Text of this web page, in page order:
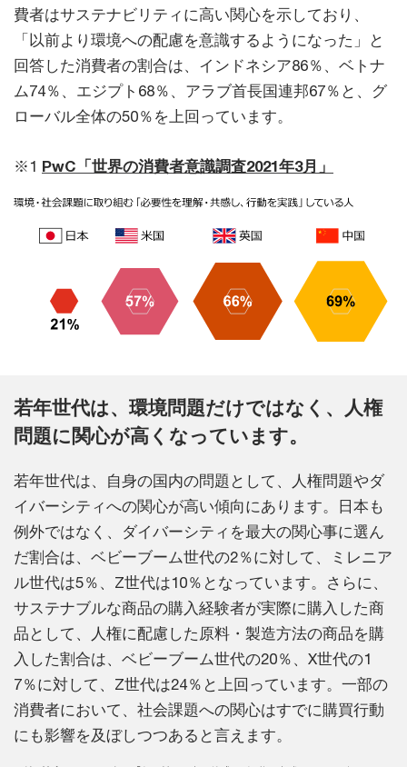
費者はサステナビリティに高い関心を示しており、
「以前より環境への配慮を意識するようになった」と
回答した消費者の割合は、インドネシア86％、ベトナ
ム74％、エジプト68％、アラブ首長国連邦67％と、グ
ローバル全体の50％を上回っています。
※1 PwC「世界の消費者意識調査2021年3月」
若年世代は、環境問題だけではなく、人権
問題に関心が高くなっています。
若年世代は、自身の国内の問題として、人権問題やダ
イバーシティへの関心が高い傾向にあります。日本も
例外ではなく、ダイバーシティを最大の関心事に選ん
だ割合は、ベビーブーム世代の2％に対して、ミレニア
ル世代は5％、Z世代は10％となっています。さらに、
サステナブルな商品の購入経験者が実際に購入した商
品として、人権に配慮した原料・製造方法の商品を購
入した割合は、ベビーブーム世代の20％、X世代の1
7％に対して、Z世代は24％と上回っています。一部の
消費者において、社会課題への関心はすでに購買行動
にも影響を及ぼしつつあると言えます。